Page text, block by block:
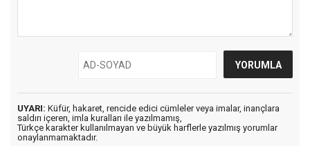
UYARI: Küfür, hakaret, rencide edici cümleler veya imalar, inançlara
saldırı içeren, imla kuralları ile yazılmamış,
Türkçe karakter kullanılmayan ve büyük harflerle yazılmış yorumlar
onaylanmamaktadır.